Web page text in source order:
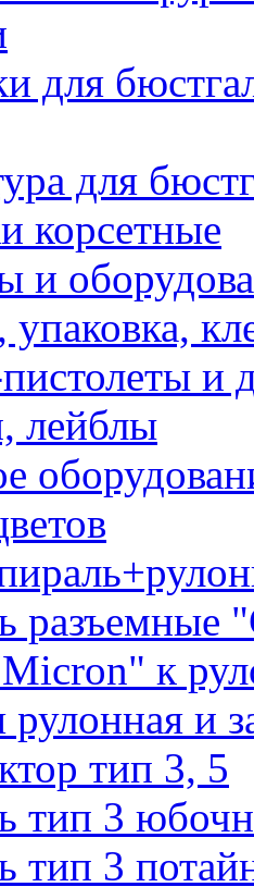
для
для
корсетные
и
и
лейблы
разъемные
к
и
тип 3, 5
тип 3
тип 3